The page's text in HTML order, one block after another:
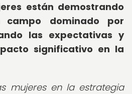
están demostrando
dominado por
las expectativas y
significativo en la
mujeres en la estrategia